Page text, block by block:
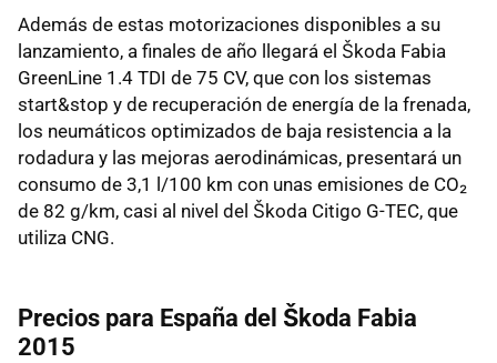
Además de estas motorizaciones disponibles a su
lanzamiento, a finales de año llegará el Škoda Fabia
GreenLine 1.4 TDI de 75 CV, que con los sistemas
start&stop y de recuperación de energía de la frenada,
los neumáticos optimizados de baja resistencia a la
rodadura y las mejoras aerodinámicas, presentará un
consumo de 3,1 l/100 km con unas emisiones de CO₂
de 82 g/km, casi al nivel del Škoda Citigo G-TEC, que
utiliza CNG.
Precios para España del Škoda Fabia
2015